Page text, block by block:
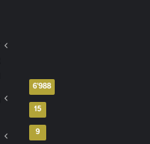
6٬988
15
9